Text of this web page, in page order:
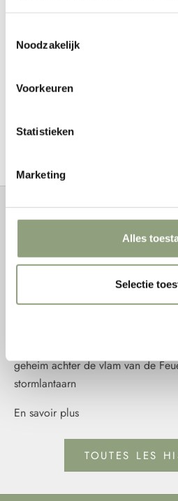
Noodzakelijk
Voorkeuren
Statistieken
Marketing
Alles
Selectie
Granit lourd
Pour broyer de petites
Également utile pour préparer
Laver à la main sans détergent
Histoires
geheim achter de vlam van de
stormlantaarn
En savoir plus
TOUTES LES